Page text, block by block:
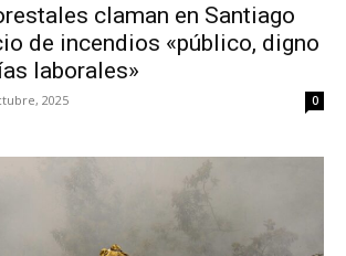
claman en Santiago
de incendios «público, digno
laborales»
2025 0